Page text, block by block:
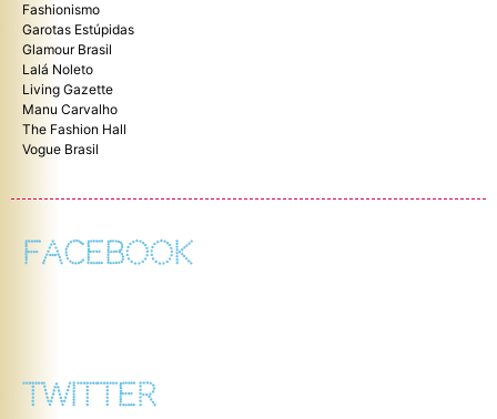
Fashionismo
Garotas Estúpidas
Glamour Brasil
Lalá Noleto
Living Gazette
Manu Carvalho
The Fashion Hall
Vogue Brasil
FACEBOOK
TWITTER